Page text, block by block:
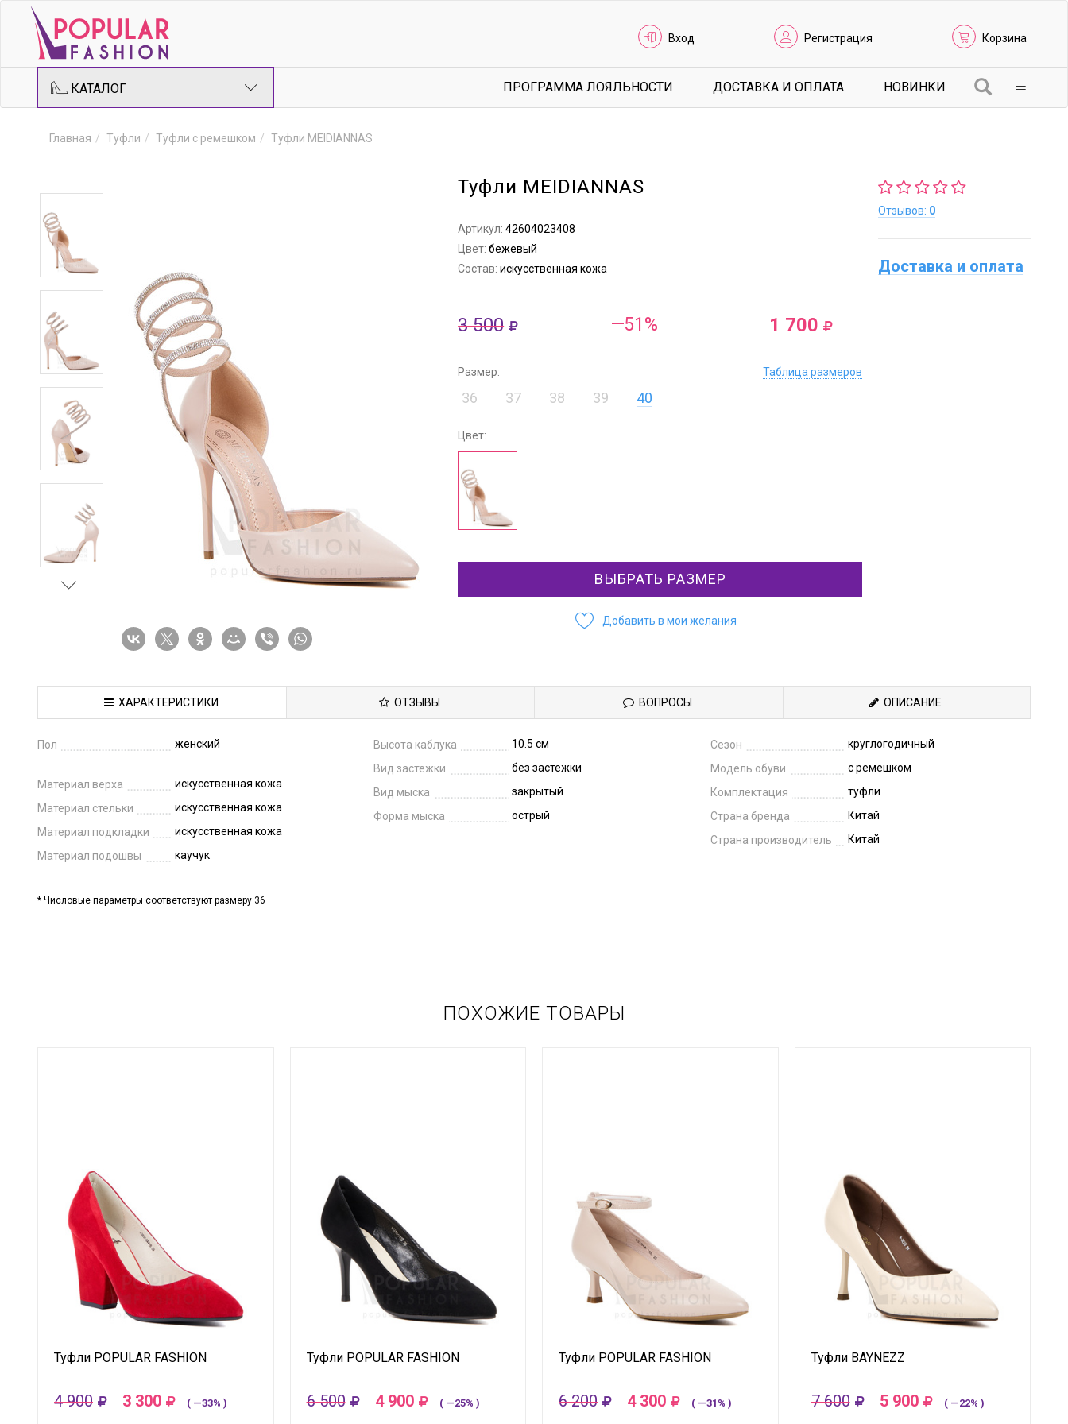
Вход Регистрация Корзина
КАТАЛОГ ПРОГРАММА ЛОЯЛЬНОСТИ ДОСТАВКА И ОПЛАТА НОВИНКИ
Главная Туфли Туфли с ремешком Туфли MEIDIANNAS
Туфли MEIDIANNAS
Артикул:42604023408
Цвет:бежевый
Состав:искусственная кожа
3 500 —51% 1 700
Размер: Таблица размеров
36 37 38 39 40
Цвет:
ВЫБРАТЬ РАЗМЕР
Добавить в мои желания
Отзывов: 0
Доставка и оплата
ХАРАКТЕРИСТИКИ ОТЗЫВЫ ВОПРОСЫ ОПИСАНИЕ
Пол женский
Материал верха
искусственная кожа
Материал стельки
искусственная кожа
Материал подкладки
искусственная кожа
Материал подошвы
каучук
Высота каблука
10.5 см
Вид застежки
без застежки
Вид мыска
закрытый
Форма мыска
острый
Сезон
круглогодичный
Модель обуви
с ремешком
Комплектация
туфли
Страна бренда
Китай
Страна производитель
Китай
* Числовые параметры соответствуют размеру 36
ПОХОЖИЕ ТОВАРЫ
Туфли POPULAR FASHION
4 900 3 300 ( —33% )
Туфли POPULAR FASHION
6 500 4 900 ( —25% )
Туфли POPULAR FASHION
6 200 4 300 ( —31% )
Туфли BAYNEZZ
7 600 5 900 ( —22% )